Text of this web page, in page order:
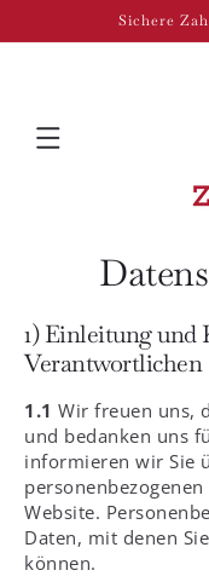
Sichere
1) Einleitung und
Verantwortlichen
1.1 Wir freuen uns,
und bedanken uns
informieren wir Sie
Website.
Daten, mit denen
können.